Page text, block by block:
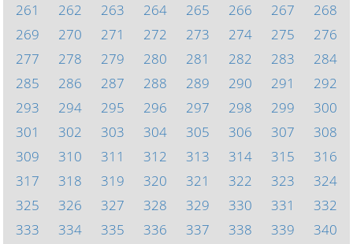
261
262 263 264 265 266 267
268
269
270 271 272 273 274 275
276
277
278 279 280 281 282 283
284
285
286 287 288 289 290 291
292
293
294 295 296 297 298 299
300
301
302 303 304 305 306 307
308
309
310 311 312 313 314 315
316
317
318 319 320 321 322 323
324
325
326 327 328 329 330 331
332
333
334 335 336 337 338 339
340